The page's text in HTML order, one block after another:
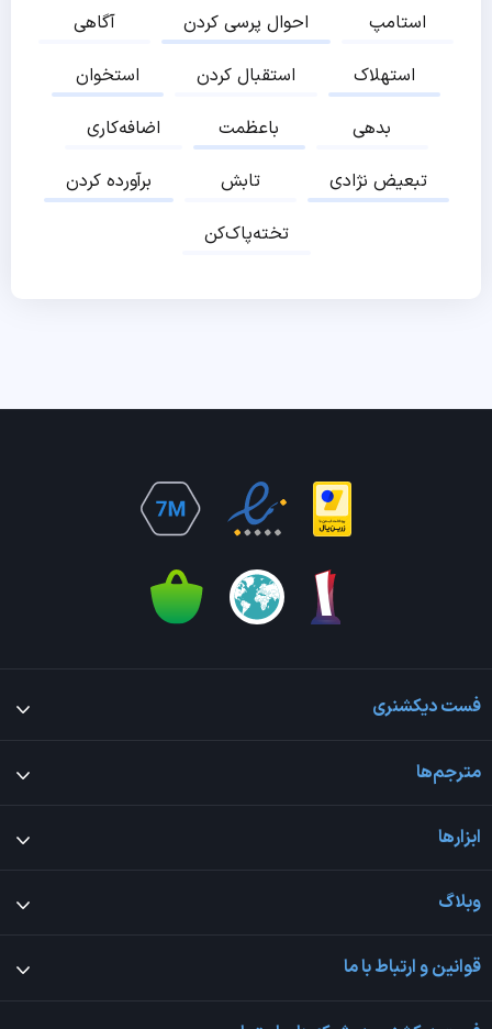
آگاهی
احوال پرسی کردن
استامپ
استخوان
استقبال کردن
استهلاک
اضافه‌کاری
باعظمت
بدهی
برآورده کردن
تابش
تبعیض نژادی
تخته‌پاک‌کن
فست دیکشنری
مترجم‌ها
ابزارها
وبلاگ
قوانین و ارتباط با ما